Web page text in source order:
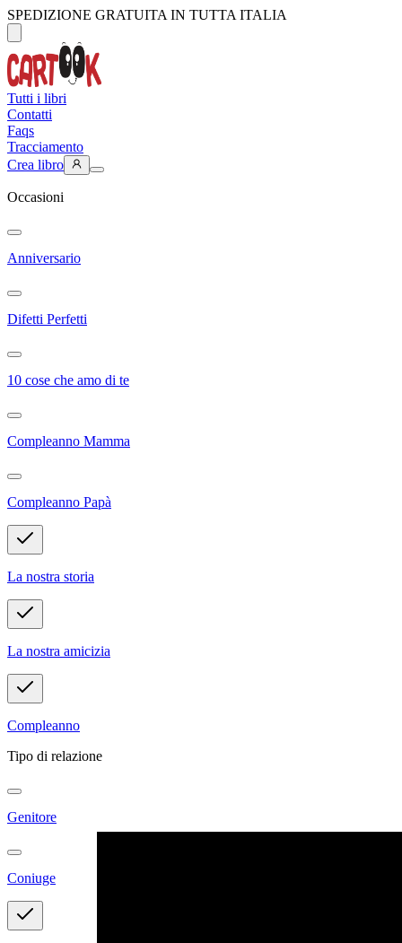
SPEDIZIONE GRATUITA IN TUTTA ITALIA
Tutti i libri
Contatti
Faqs
Tracciamento
Crea libro
Occasioni
Anniversario
Difetti Perfetti
10 cose che amo di te
Compleanno Mamma
Compleanno Papà
La nostra storia
La nostra amicizia
Compleanno
Tipo di relazione
Genitore
Coniuge